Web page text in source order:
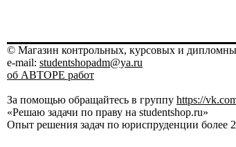
© Магазин контрольных, курсовых и
e-mail: studentshopadm@ya.ru
об АВТОРЕ работ
За помощью обращайтесь в группу https://
«Решаю задачи по праву на studentshop.ru»
Опыт решения задач по юриспруденции более